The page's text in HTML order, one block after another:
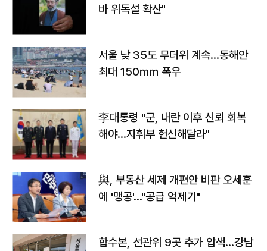
바 위독설 확산"
서울 낮 35도 무더위 계속…동해안
최대 150㎜ 폭우
李대통령 "군, 내란 이후 신뢰 회복
해야…지휘부 헌신해달라"
與, 부동산 세제 개편안 비판 오세훈
에 '맹공'…"공급 억제기"
합수본, 선관위 9곳 추가 압색…강남